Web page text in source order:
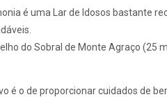
é uma Lar de Idosos bastante
do Sobral de Monte Agraço (25
é o de proporcionar cuidados de